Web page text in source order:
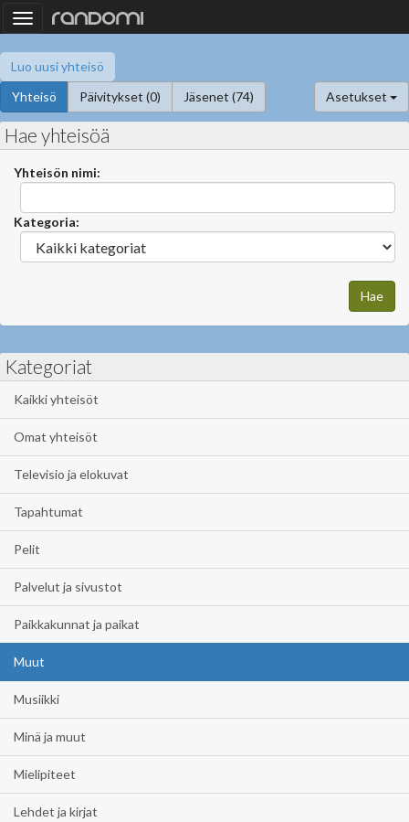
Toggle
navigation
Luo uusi yhteisö
Yhteisö
Päivitykset (0) Jäsenet (74) Asetukset
Hae yhteisöä
Yhteisön nimi:
Kategoria:
Kategoriat
Kaikki yhteisöt
Omat yhteisöt
Televisio ja elokuvat
Tapahtumat
Pelit
Palvelut ja sivustot
Paikkakunnat ja paikat
Muut
Musiikki
Minä ja muut
Mielipiteet
Lehdet ja kirjat